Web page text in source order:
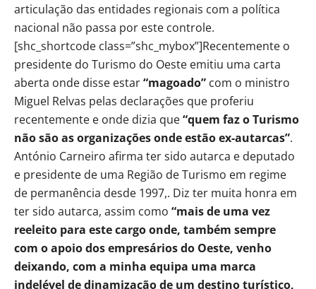
articulação das entidades regionais com a política
nacional não passa por este controle.
[shc_shortcode class=”shc_mybox”]Recentemente o
presidente do Turismo do Oeste emitiu uma carta
aberta onde disse estar“magoado” com o ministro
Miguel Relvas pelas declarações que proferiu
recentemente e onde dizia que“quem faz o Turismo
não são as organizações onde estão ex-autarcas”.
António Carneiro afirma ter sido autarca e deputado
e presidente de uma Região de Turismo em regime
de permanência desde 1997,. Diz ter muita honra em
ter sido autarca, assim como “mais de uma vez
reeleito para este cargo onde, também sempre
com o apoio dos empresários do Oeste, venho
deixando, com a minha equipa uma marca
indelével de dinamização de um destino turístico,